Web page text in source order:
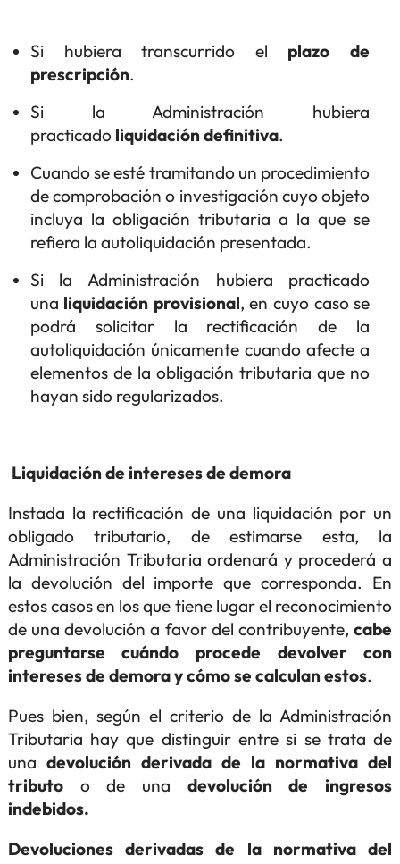
Si hubiera transcurrido el plazo de
prescripción.
Si la Administración hubiera
practicado liquidación definitiva.
Cuando se esté tramitando un procedimiento
de comprobación o investigación cuyo objeto
incluya la obligación tributaria a la que se
refiera la autoliquidación presentada.
Si la Administración hubiera practicado
una liquidación provisional, en cuyo caso se
podrá solicitar la rectificación de la
autoliquidación únicamente cuando afecte a
elementos de la obligación tributaria que no
hayan sido regularizados.
Liquidación de intereses de demora
Instada la rectificación de una liquidación por un
obligado tributario, de estimarse esta, la
Administración Tributaria ordenará y procederá a
la devolución del importe que corresponda. En
estos casos en los que tiene lugar el reconocimiento
de una devolución a favor del contribuyente,cabe
preguntarse cuándo procede devolver con
intereses de demora y cómo se calculan estos.
Pues bien, según el criterio de la Administración
Tributaria hay que distinguir entre si se trata de
una devolución derivada de la normativa del
tributoo de una devolución de ingresos
indebidos.
Devoluciones derivadas de la normativa del